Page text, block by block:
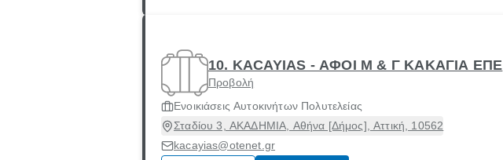
10. KACAYIAS - ΑΦΟΙ Μ & Γ ΚΑΚΑΓΙΑ ΕΠΕ
Προβολή
Ενοικιάσεις Αυτοκινήτων Πολυτελείας
Σταδίου 3, ΑΚΑΔΗΜΙΑ, Αθήνα [Δήμος], Αττική, 10562
kacayias@otenet.gr